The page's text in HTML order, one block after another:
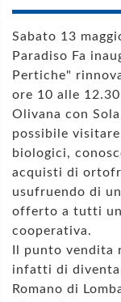
Sabato 13
Paradiso Fa
Pertiche"
ore 10 alle
Olivana con
possibile
biologici,
acquisti di
usufruendo di
offerto a tutti
cooperativa.
Il punto vendita
infatti di
Romano di